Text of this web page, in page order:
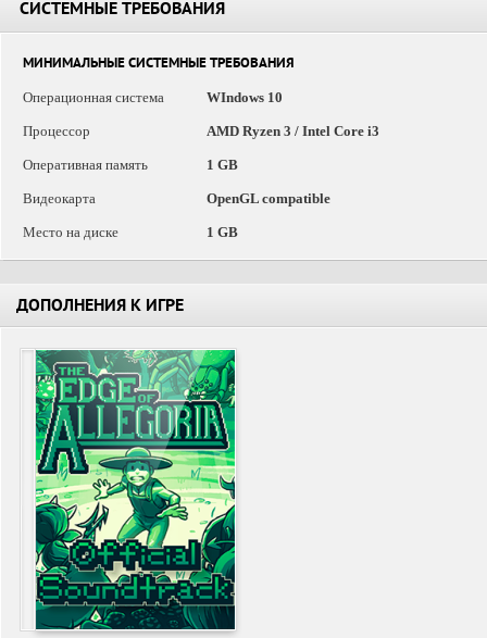
СИСТЕМНЫЕ ТРЕБОВАНИЯ
МИНИМАЛЬНЫЕ СИСТЕМНЫЕ ТРЕБОВАНИЯ
Операционная система
WIndows 10
Процессор AMD Ryzen 3 / Intel Core i3
Оперативная память 1 GB
Видеокарта OpenGL compatible
Место на диске 1 GB
ДОПОЛНЕНИЯ К ИГРЕ